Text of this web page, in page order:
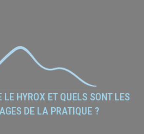
LE HYROX ET QUELS SONT LES
DE LA PRATIQUE ?